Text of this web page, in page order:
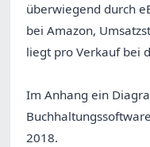
überwiegend durch
bei Amazon,
liegt pro Verkauf bei
Im Anhang ein
2018.